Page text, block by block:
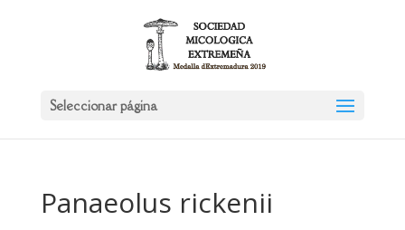
Seleccionar página
Panaeolus rickenii